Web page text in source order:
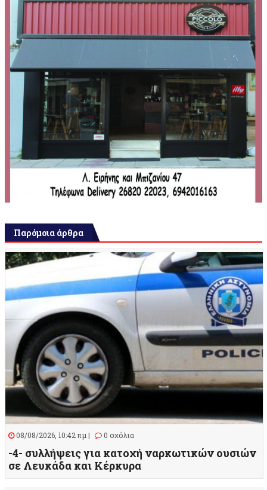
Παρόμοια άρθρα
08/08/2026, 10:42 πμ | 0 σχόλια
-4- συλλήψεις για κατοχή ναρκωτικών ουσιών
σε Λευκάδα και Κέρκυρα